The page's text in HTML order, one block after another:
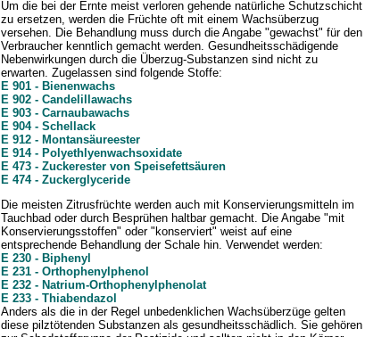
Um die bei der Ernte meist verloren gehende natürliche Schutzschicht
zu ersetzen, werden die Früchte oft mit einem Wachsüberzug
versehen. Die Behandlung muss durch die Angabe "gewachst" für den
Verbraucher kenntlich gemacht werden. Gesundheitsschädigende
Nebenwirkungen durch die Überzug-Substanzen sind nicht zu
erwarten. Zugelassen sind folgende Stoffe:
E 901 - Bienenwachs
E 902 - Candelillawachs
E 903 - Carnaubawachs
E 904 - Schellack
E 912 - Montansäureester
E 914 - Polyethlyenwachsoxidate
E 473 - Zuckerester von Speisefettsäuren
E 474 - Zuckerglyceride
Die meisten Zitrusfrüchte werden auch mit Konservierungsmitteln im
Tauchbad oder durch Besprühen haltbar gemacht. Die Angabe "mit
Konservierungsstoffen" oder "konserviert" weist auf eine
entsprechende Behandlung der Schale hin. Verwendet werden:
E 230 - Biphenyl
E 231 - Orthophenylphenol
E 232 - Natrium-Orthophenylphenolat
E 233 - Thiabendazol
Anders als die in der Regel unbedenklichen Wachsüberzüge gelten
diese pilztötenden Substanzen als gesundheitsschädlich. Sie gehören